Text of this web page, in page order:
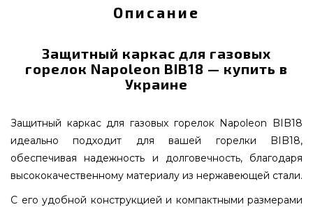
Описание
Защитный каркас для газовых
горелок Napoleon BIB18 — купить в
Украине
Защитный каркас для газовых горелок Napoleon BIB18
идеально подходит для вашей горелки BIB18,
обеспечивая надежность и долговечность, благодаря
высококачественному материалу из нержавеющей стали.
С его удобной конструкцией и компактными размерами